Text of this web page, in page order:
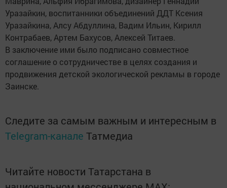
Уразайкин, воспитанники объединений ДДТ Ксения
Уразайкина, Алсу Абдуллина, Вадим Ильин, Кирилл
Контрабаев, Артем Бахусов, Алексей Титаев.
В заключение ими было подписано совместное
соглашение о сотрудничестве в целях создания и
продвижения детской экологической рекламы в городе
Заинске.
Следите за самым важным и интересным в
Telegram-канале Татмедиа
Читайте новости Татарстана в